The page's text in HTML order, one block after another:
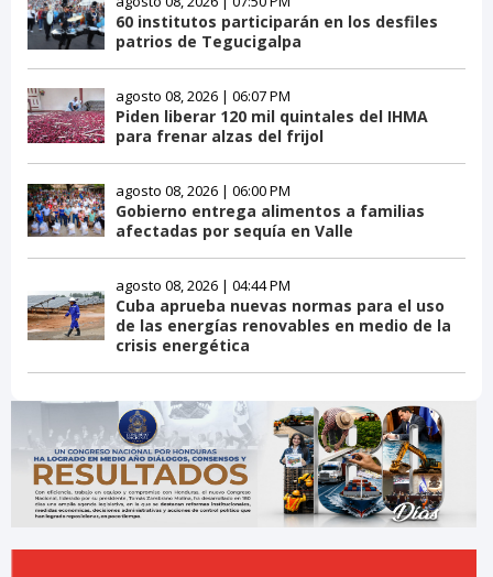
60 institutos participarán en los desfiles
patrios de Tegucigalpa
agosto 08, 2026 | 06:07 PM
Piden liberar 120 mil quintales del IHMA
para frenar alzas del frijol
agosto 08, 2026 | 06:00 PM
Gobierno entrega alimentos a familias
afectadas por sequía en Valle
agosto 08, 2026 | 04:44 PM
Cuba aprueba nuevas normas para el uso
de las energías renovables en medio de la
crisis energética